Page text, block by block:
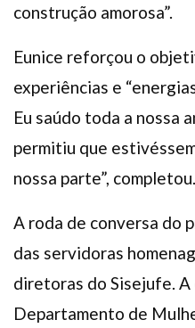
construção amorosa”.
Eunice reforçou o
experiências e
Eu saúdo toda a nossa
permitiu que
nossa parte”, completou.
A roda de conversa do
das servidoras
diretoras do Sisejufe.
Departamento de